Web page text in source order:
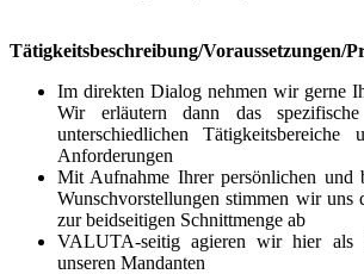
Tätigkeitsbeschreibung/Voraussetzungen/
Im direkten Dialog nehmen wir gerne
Wir erläutern dann das
unterschiedlichen Tätigkeitsbereiche
Anforderungen
Mit Aufnahme Ihrer persönlichen und
Wunschvorstellungen stimmen wir uns
zur beidseitigen Schnittmenge ab
VALUTA-seitig agieren wir hier als
unseren Mandanten